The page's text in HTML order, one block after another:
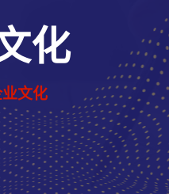
化
文化